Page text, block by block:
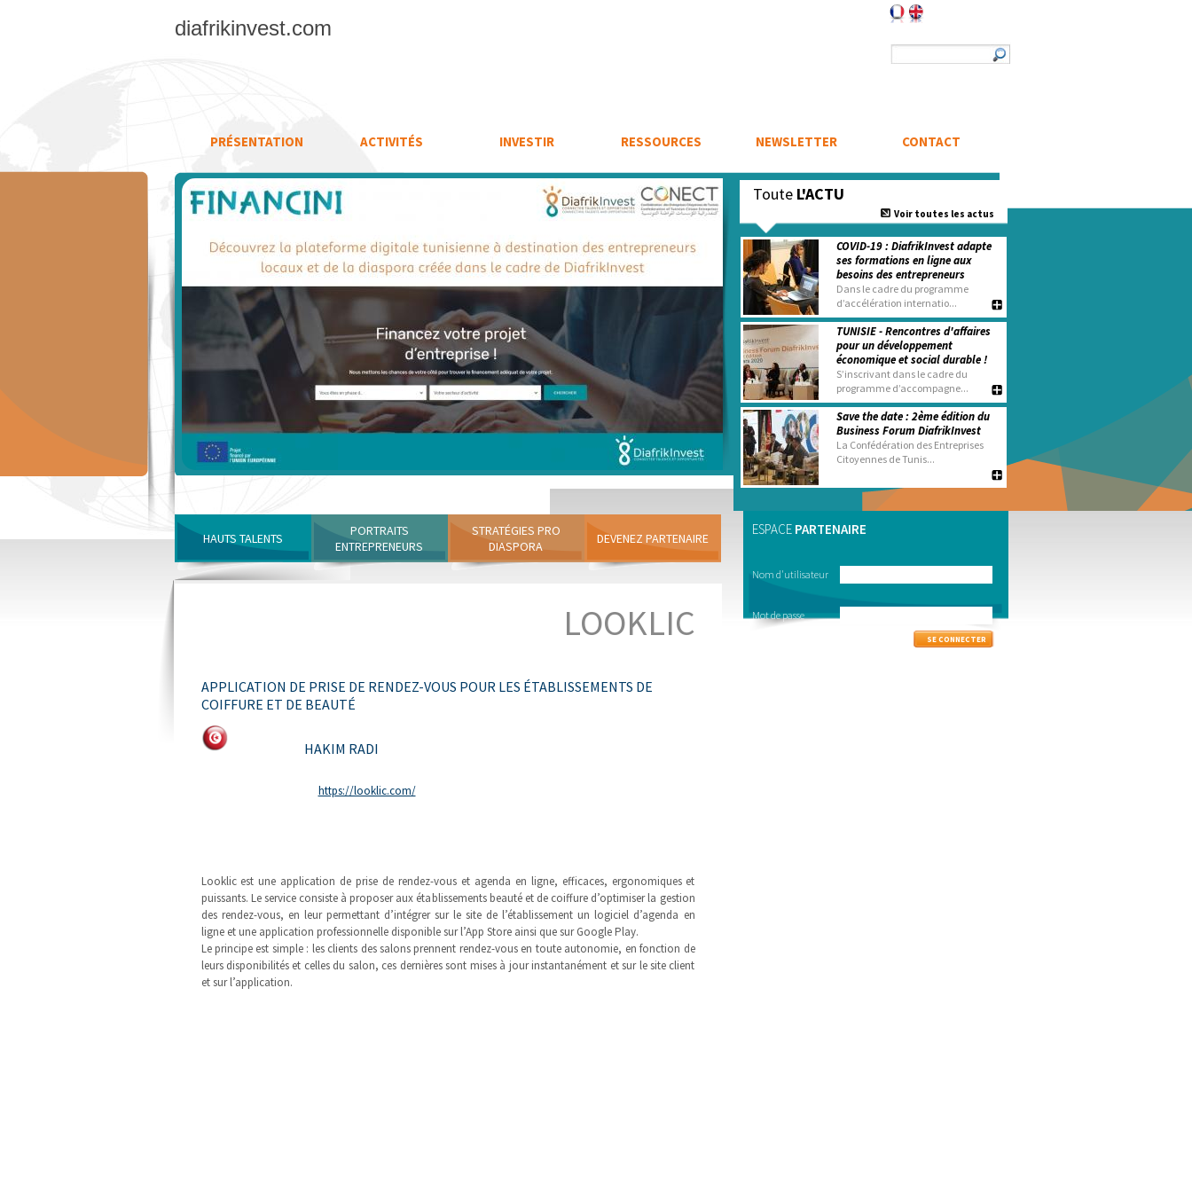
diafrikinvest.com Formulaire de recherche
Rechercher
PRÉSENTATION ACTIVITÉS INVESTIR RESSOURCES NEWSLETTER CONTACT
Toute L'ACTU
Voir toutes les actus
COVID-19 : DiafrikInvest adapte
ses formations en ligne aux
besoins des entrepreneurs
Dans le cadre du programme
d’accélération internatio...
TUNISIE - Rencontres d'affaires
pour un développement
économique et social durable !
S’inscrivant dans le cadre du
programme d’accompagne...
Save the date : 2ème édition du
Business Forum DiafrikInvest
La Confédération des Entreprises
Citoyennes de Tunis...
HAUTS TALENTS
PORTRAITS
ENTREPRENEURS
STRATÉGIES PRO
DIASPORA
DEVENEZ PARTENAIRE
LOOKLIC
APPLICATION DE PRISE DE RENDEZ-VOUS POUR LES ÉTABLISSEMENTS DE
COIFFURE ET DE BEAUTÉ
HAKIM RADI
https://looklic.com/
Looklic est une application de prise de rendez-vous et agenda en ligne, efficaces, ergonomiques et
puissants. Le service consiste à proposer aux établissements beauté et de coiffure d’optimiser la gestion
des rendez-vous, en leur permettant d’intégrer sur le site de l’établissement un logiciel d’agenda en
ligne et une application professionnelle disponible sur l’App Store ainsi que sur Google Play.
Le principe est simple : les clients des salons prennent rendez-vous en toute autonomie, en fonction de
leurs disponibilités et celles du salon, ces dernières sont mises à jour instantanément et sur le site client
et sur l’application.
ESPACE PARTENAIRE
Nom d'utilisateur
Mot de passe